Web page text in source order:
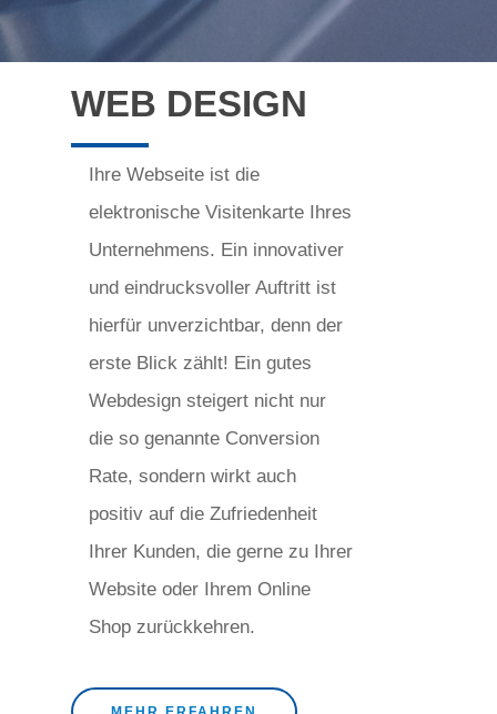
WEB DESIGN
Ihre Webseite ist die
elektronische Visitenkarte Ihres
Unternehmens. Ein innovativer
und eindrucksvoller Auftritt ist
hierfür unverzichtbar, denn der
erste Blick zählt! Ein gutes
Webdesign steigert nicht nur
die so genannte Conversion
Rate, sondern wirkt auch
positiv auf die Zufriedenheit
Ihrer Kunden, die gerne zu Ihrer
Website oder Ihrem Online
Shop zurückkehren.